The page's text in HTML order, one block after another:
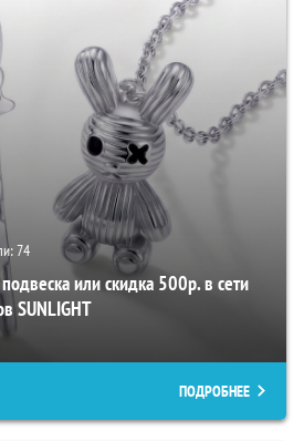
74
или скидка 500р. в сети
SUNLIGHT
ПОДРОБНЕЕ